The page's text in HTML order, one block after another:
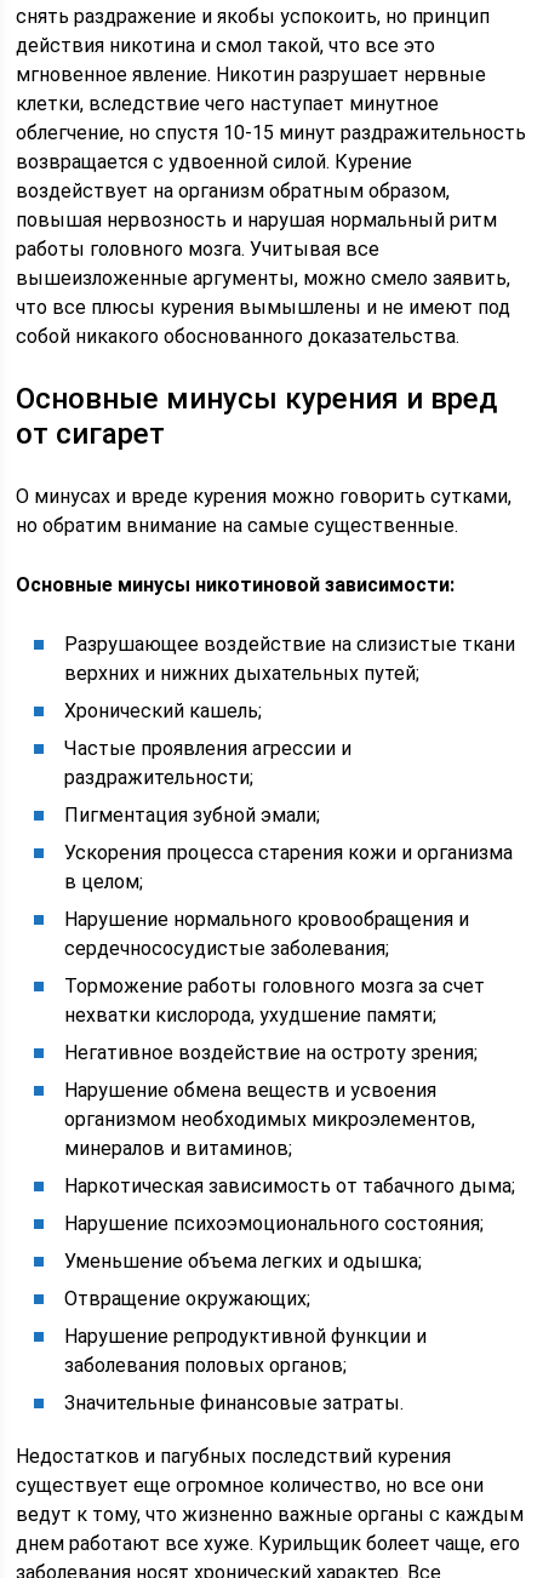
снять раздражение и якобы успокоить, но принцип
действия никотина и смол такой, что все это
мгновенное явление. Никотин разрушает нервные
клетки, вследствие чего наступает минутное
облегчение, но спустя 10-15 минут раздражительность
возвращается с удвоенной силой. Курение
воздействует на организм обратным образом,
повышая нервозность и нарушая нормальный ритм
работы головного мозга. Учитывая все
вышеизложенные аргументы, можно смело заявить,
что все плюсы курения вымышлены и не имеют под
собой никакого обоснованного доказательства.
Основные минусы курения и вред
от сигарет
О минусах и вреде курения можно говорить сутками,
но обратим внимание на самые существенные.
Основные минусы никотиновой зависимости:
Разрушающее воздействие на слизистые ткани
верхних и нижних дыхательных путей;
Хронический кашель;
Частые проявления агрессии и
раздражительности;
Пигментация зубной эмали;
Ускорения процесса старения кожи и организма
в целом;
Нарушение нормального кровообращения и
сердечнососудистые заболевания;
Торможение работы головного мозга за счет
нехватки кислорода, ухудшение памяти;
Негативное воздействие на остроту зрения;
Нарушение обмена веществ и усвоения
организмом необходимых микроэлементов,
минералов и витаминов;
Наркотическая зависимость от табачного дыма;
Нарушение психоэмоционального состояния;
Уменьшение объема легких и одышка;
Отвращение окружающих;
Нарушение репродуктивной функции и
заболевания половых органов;
Значительные финансовые затраты.
Недостатков и пагубных последствий курения
существует еще огромное количество, но все они
ведут к тому, что жизненно важные органы с каждым
днем работают все хуже. Курильщик болеет чаще, его
заболевания носят хронический характер. Все